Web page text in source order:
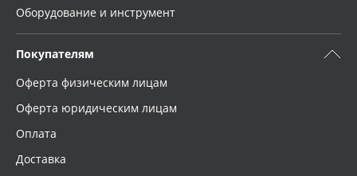
Оборудование и инструмент
Покупателям
Оферта физическим лицам
Оферта юридическим лицам
Оплата
Доставка